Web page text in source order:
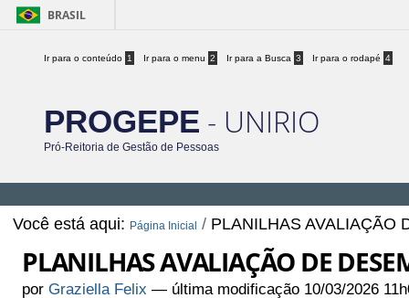
BRASIL
Ir para o conteúdo 1 Ir para o menu 2 Ir para a Busca 3 Ir para o rodapé 4
PROGEPE - UNIRIO
Pró-Reitoria de Gestão de Pessoas
Você está aqui: Página Inicial / PLANILHAS AVALIAÇÃO
PLANILHAS AVALIAÇÃO DE
porGraziella Felix — última modificação 10/03/2026